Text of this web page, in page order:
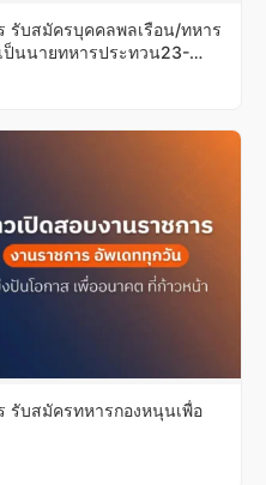
รับสมัครบุคคลพลเรือน/ทหาร
นนายทหารประทวน23-
รับสมัครทหารกองหนุนเพื่อ